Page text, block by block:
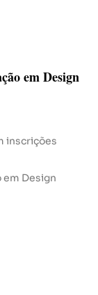
em Design
inscrições
em Design